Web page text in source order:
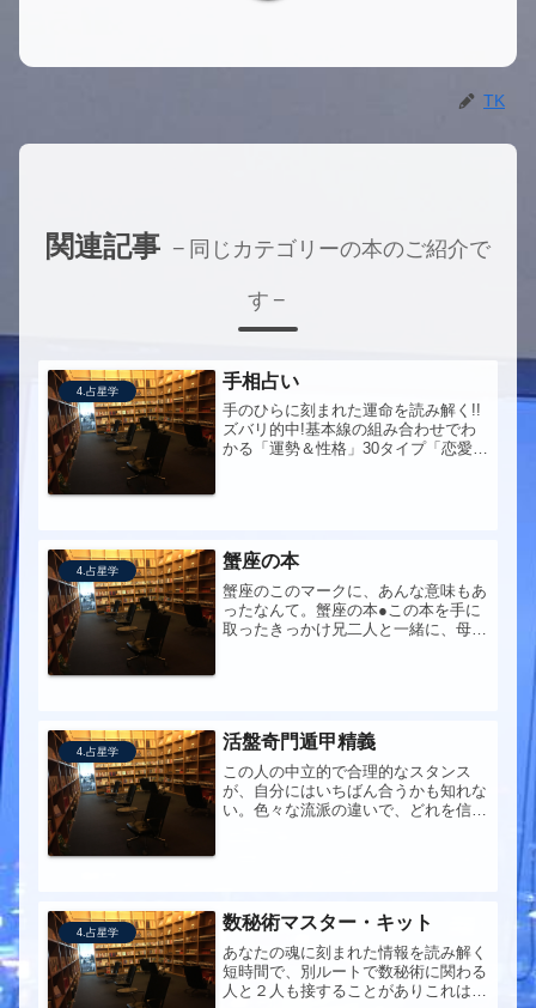
TK
関連記事
同じカテゴリーの本のご紹介で
す
4.占星学 手相占い
手のひらに刻まれた運命を読み解く!!
ズバリ的中!基本線の組み合わせでわ
かる「運勢＆性格」30タイプ「恋愛・
4.占星学 蟹座の本
蟹座のこのマークに、あんな意味もあ
ったなんて。蟹座の本●この本を手に
取ったきっかけ兄二人と一緒に、母か
4.占星学 活盤奇門遁甲精義
この人の中立的で合理的なスタンス
が、自分にはいちばん合うかも知れな
い。色々な流派の違いで、どれを信じ
4.占星学 数秘術マスター・キット
あなたの魂に刻まれた情報を読み解く
短時間で、別ルートで数秘術に関わる
人と２人も接することがありこれは何